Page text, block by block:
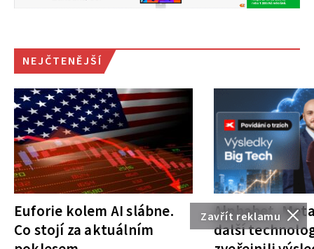
Zavřít reklamu
NEJČTENĚJŠÍ
Euforie kolem AI slábne.
Co stojí za aktuálním
Alphabet,
další